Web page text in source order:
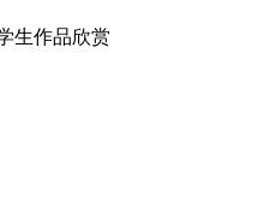
生作品欣赏